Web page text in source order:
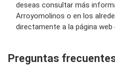
deseas consultar más
Arroyomolinos o en los
directamente a la página web
Preguntas